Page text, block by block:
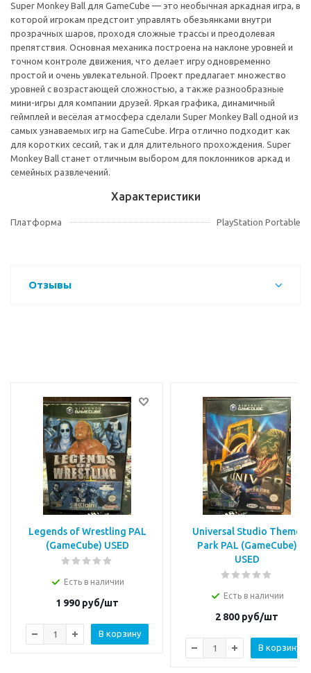
Super Monkey Ball для GameCube — это необычная аркадная игра, в
которой игрокам предстоит управлять обезьянками внутри
прозрачных шаров, проходя сложные трассы и преодолевая
препятствия. Основная механика построена на наклоне уровней и
точном контроле движения, что делает игру одновременно
простой и очень увлекательной. Проект предлагает множество
уровней с возрастающей сложностью, а также разнообразные
мини-игры для компании друзей. Яркая графика, динамичный
геймплей и весёлая атмосфера сделали Super Monkey Ball одной из
самых узнаваемых игр на GameCube. Игра отлично подходит как
для коротких сессий, так и для длительного прохождения. Super
Monkey Ball станет отличным выбором для поклонников аркад и
семейных развлечений.
Характеристики
Платформа PlayStation Portable
Отзывы
Legends of Wrestling PAL
(GameCube) USED
Есть в наличии
1 990 руб/шт
В корзину
Universal Studio Theme
Park PAL (GameCube)
USED
Есть в наличии
2 800 руб/шт
В корзину